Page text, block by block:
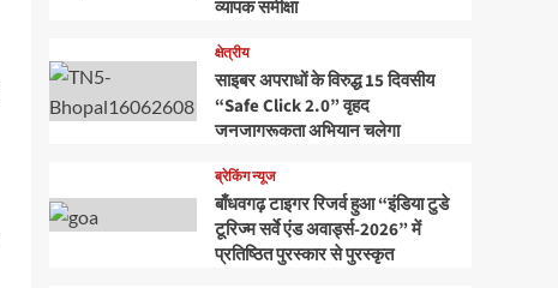
व्यापक समीक्षा
क्षेत्रीय
साइबर अपराधों के विरुद्ध 15 दिवसीय
“Safe Click 2.0” वृहद
जनजागरूकता अभियान चलेगा
ब्रेकिंग न्यूज
बाँधवगढ़ टाइगर रिजर्व हुआ “इंडिया टुडे
टूरिज्म सर्वे एंड अवार्ड्स-2026” में
प्रतिष्ठित पुरस्कार से पुरस्कृत